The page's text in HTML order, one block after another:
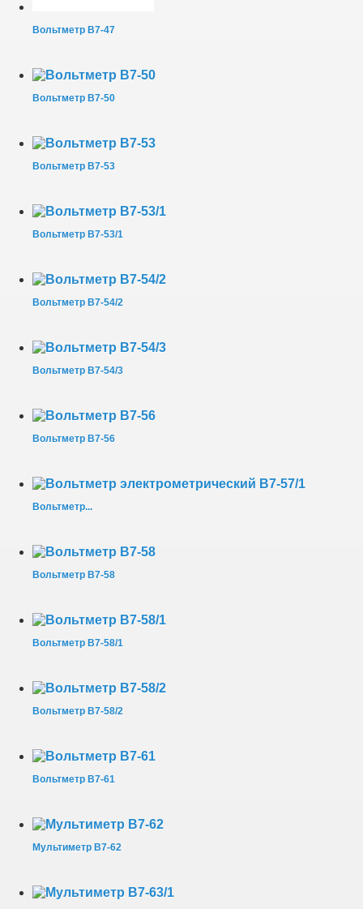
Вольтметр В7-47
Вольтметр В7-50
Вольтметр В7-53
Вольтметр В7-53/1
Вольтметр В7-54/2
Вольтметр В7-54/3
Вольтметр В7-56
Вольтметр...
Вольтметр В7-58
Вольтметр В7-58/1
Вольтметр В7-58/2
Вольтметр В7-61
Мультиметр В7-62